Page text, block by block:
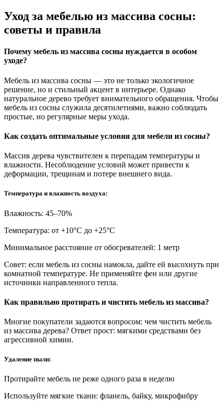
Уход за мебелью из массива сосны:
советы и правила
Почему мебель из массива сосны нуждается в особом
уходе?
Мебель из массива сосны — это не только экологичное
решение, но и стильный акцент в интерьере. Однако
натуральное дерево требует внимательного обращения. Чтобы
мебель из сосны служила десятилетиями, важно соблюдать
простые, но регулярные меры ухода.
Как создать оптимальные условия для мебели из сосны?
Массив дерева чувствителен к перепадам температуры и
влажности. Несоблюдение условий может привести к
деформации, трещинам и потере внешнего вида.
Температура и влажность воздуха:
Влажность: 45–70%
Температура: от +10°С до +25°С
Минимальное расстояние от обогревателей: 1 метр
Совет: если мебель из сосны намокла, дайте ей высохнуть при
комнатной температуре. Не применяйте фен или другие
источники направленного тепла.
Как правильно протирать и чистить мебель из массива?
Многие покупатели задаются вопросом: чем чистить мебель
из массива дерева? Ответ прост: мягкими средствами без
агрессивной химии.
Удаление пыли:
Протирайте мебель не реже одного раза в неделю
Используйте мягкие ткани: фланель, байку, микрофибру